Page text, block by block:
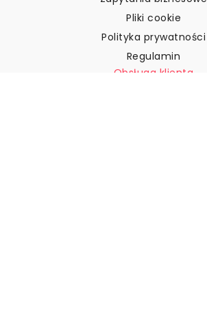
Pliki cookie
Polityka prywatności
Regulamin
Obsługa klienta